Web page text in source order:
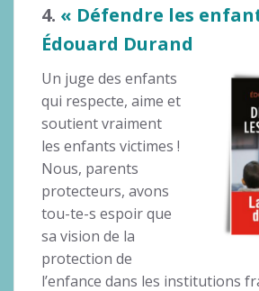
4. « Défendre les
Édouard Durand
Un juge des enfants
qui respecte, aime et
soutient vraiment
les enfants victimes !
Nous, parents
protecteurs, avons
tou-te-s espoir que
sa vision de la
protection de
l’enfance dans les institutions